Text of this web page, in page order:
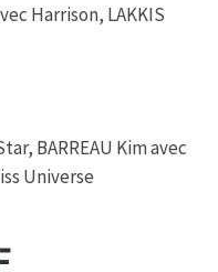
Harrison, LAKKIS
BARREAU Kim avec
Universe